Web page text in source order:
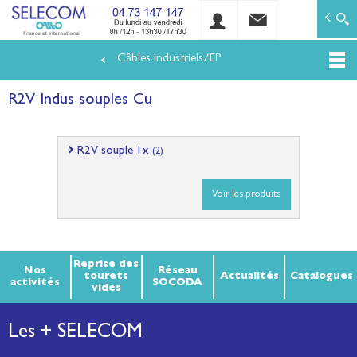
au
SELECOM
Matériels de réseaux électriques basse tension et
Câbles industriels/EP
R2V Indus souples Cu
R2V souple 1x (2)
Voir les produits
Nos
activités
Reprise des
tourets
vides
Réseau
SOCODA
Actualités Catalogues
Les + SELECOM